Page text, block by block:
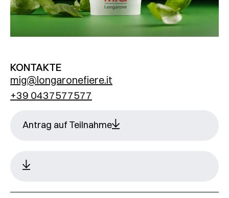
KONTAKTE
mig@longaronefiere.it
+39 0437577577
Antrag auf Teilnahme